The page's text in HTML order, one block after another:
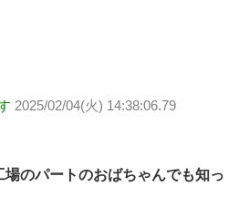
2025/02/04(火) 14:38:06.79
のパートのおばちゃんでも知っ